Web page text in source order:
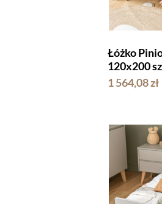
Łóżko
120x200
1 564,08 zł